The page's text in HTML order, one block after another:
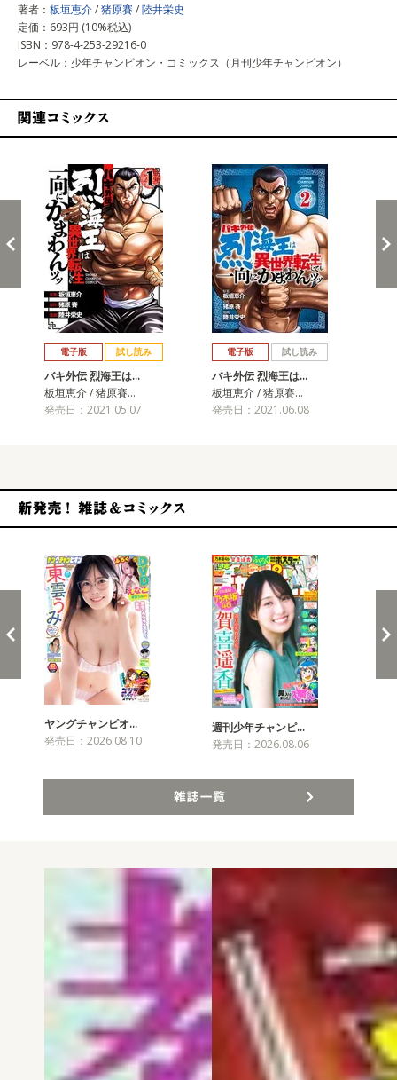
著者： 板垣恵介/猪原賽 /陸井栄史
定価：693円 (10%税込)
ISBN：978-4-253-29216-0
レーベル：少年チャンピオン・コミックス（月刊少年チャンピオン）
電子版 試し読み
バキ外伝 烈海王は…
板垣恵介 / 猪原賽…
発売日：2021.05.07
電子版 試し読み
バキ外伝 烈海王は…
板垣恵介 / 猪原賽…
発売日：2021.06.08
ヤングチャンピオ…
発売日：2026.08.10
週刊少年チャンピ…
発売日：2026.08.06